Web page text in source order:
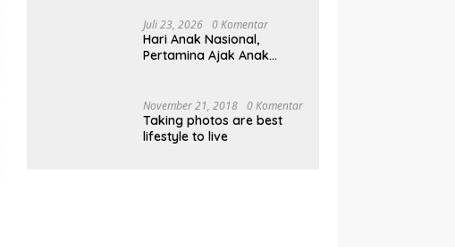
Juli 23, 2026 0 Komentar
Hari Anak Nasional,
Pertamina Ajak Anak
Mangrove
November 21, 2018 0 Komentar
Taking photos are best
lifestyle to live